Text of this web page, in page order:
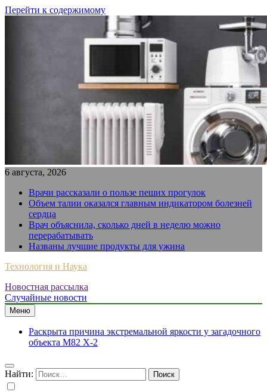
Перейти к содержимому
6 августа, 2026
Врачи рассказали о пользе пеших прогулок
Объем талии оказался главным индикатором болезней
сердца
Врач объяснила, сколько дней в неделю можно
перерабатывать
Названы лучшие продукты для ужина
Технология и Наука
Новостная рассылка
Случайные новости
Меню
Раскрыта причина экстремальной яркости у загадочного
объекта M82 X-2
Найти: